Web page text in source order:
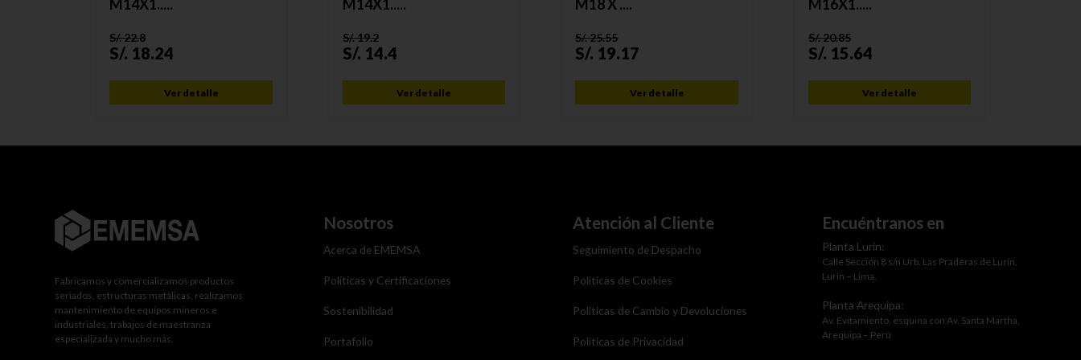
M14X1.....
S/.22.8
S/. 18.24
Ver detalle
M14X1.....
S/.19.2
S/. 14.4
Ver detalle
M18 X ....
S/.25.55
S/. 19.17
Ver detalle
M16X1.....
S/.20.85
S/. 15.64
Ver detalle
Fabricamos y comercializamos productos
seriados, estructuras metálicas, realizamos
mantenimiento de equipos mineros e
industriales, trabajos de maestranza
especializada y mucho más.
Nosotros
Acerca de EMEMSA
Políticas y Certificaciones
Sostenibilidad
Portafolio
Atención al Cliente
Seguimiento de Despacho
Politicas de Cookies
Politicas de Cambio y Devoluciones
Politicas de Privacidad
Encuéntranos en
Planta Lurín:
Calle Sección 8 s/n Urb. Las Praderas de Lurín,
Lurín – Lima.
Planta Arequipa:
Av. Evitamiento, esquina con Av. Santa Martha,
Arequipa – Perú